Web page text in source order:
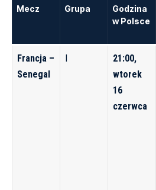
Mecz Grupa
Godzina
w Polsce
Francja –
Senegal
I
21:00,
wtorek
16
czerwca